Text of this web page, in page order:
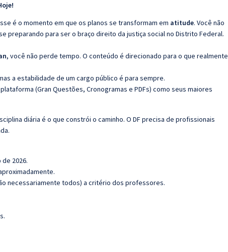
é o momento em que os planos se transformam em atitude. Você não
preparando para ser o braço direito da justiça social no Distrito Federal.
, você não perde tempo. O conteúdo é direcionado para o que realmente
a estabilidade de um cargo público é para sempre.
(Gran Questões, Cronogramas e PDFs) como seus maiores
diária é o que constrói o caminho. O DF precisa de profissionais
de 2026.
necessariamente todos) a critério dos professores.